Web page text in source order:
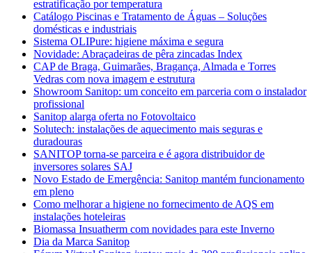
estratificação por temperatura
Catálogo Piscinas e Tratamento de Águas – Soluções
domésticas e industriais
Sistema OLIPure: higiene máxima e segura
Novidade: Abraçadeiras de pêra zincadas Index
CAP de Braga, Guimarães, Bragança, Almada e Torres
Vedras com nova imagem e estrutura
Showroom Sanitop: um conceito em parceria com o instalador
profissional
Sanitop alarga oferta no Fotovoltaico
Solutech: instalações de aquecimento mais seguras e
duradouras
SANITOP torna-se parceira e é agora distribuidor de
inversores solares SAJ
Novo Estado de Emergência: Sanitop mantém funcionamento
em pleno
Como melhorar a higiene no fornecimento de AQS em
instalações hoteleiras
Biomassa Insuatherm com novidades para este Inverno
Dia da Marca Sanitop